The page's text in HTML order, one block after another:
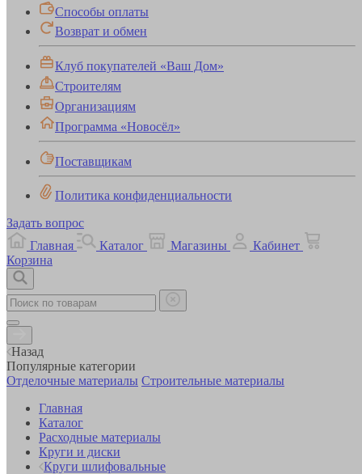
Способы оплаты
Возврат и обмен
Клуб покупателей «Ваш Дом»
Строителям
Организациям
Программа «Новосёл»
Поставщикам
Политика конфиденциальности
Задать вопрос
Главная
Каталог Магазины
Кабинет
Корзина
Назад
Популярные категории
Отделочные материалы Строительные материалы
Главная
Каталог
Расходные материалы
Круги и диски
Круги шлифовальные